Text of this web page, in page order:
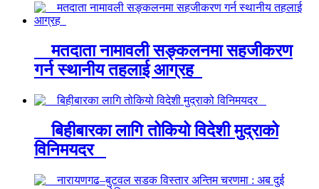
मतदाता नामावली सङ्कलनमा सहजीकरण
गर्न स्थानीय तहलाई आग्रह
बिहीबारका लागि तोकियो विदेशी मुद्राको
विनिमयदर